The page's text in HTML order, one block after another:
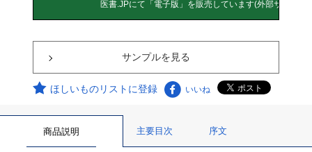
サンプルを見る
ほしいものリストに登録 いいね
商品説明 主要目次 序文